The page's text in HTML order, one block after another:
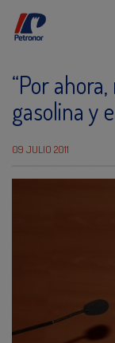
“Por
gasolina y
09 JULIO 2011